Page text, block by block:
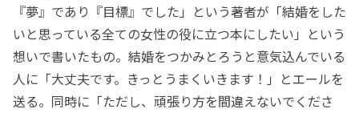
『夢』であり『目標』でした」という著者が「結婚をした
いと思っている全ての女性の役に立つ本にしたい」という
想いで書いたもの。結婚をつかみとろうと意気込んでいる
人に「大丈夫です。きっとうまくいきます！」とエールを
送る。同時に「ただし、頑張り方を間違えないでくださ